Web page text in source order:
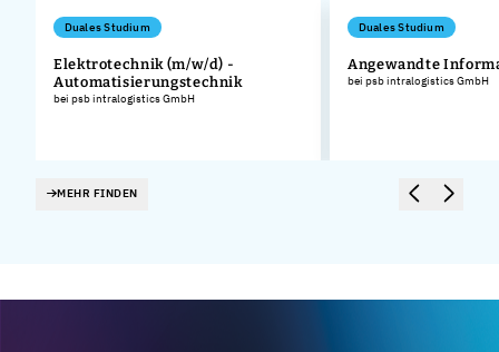
Duales Studium
Elektrotechnik (m/w/d) -
Automatisierungstechnik
bei psb intralogistics GmbH
Duales Studium
Angewandte
bei psb intralogistics GmbH
MEHR FINDEN